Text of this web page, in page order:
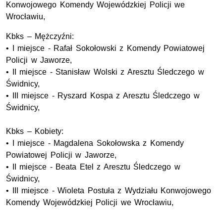
Konwojowego Komendy Wojewódzkiej Policji we
Wrocławiu,
Kbks – Mężczyźni:
• I miejsce - Rafał Sokołowski z Komendy Powiatowej
Policji w Jaworze,
• II miejsce - Stanisław Wolski z Aresztu Śledczego w
Świdnicy,
• III miejsce - Ryszard Kospa z Aresztu Śledczego w
Świdnicy,
Kbks – Kobiety:
• I miejsce - Magdalena Sokołowska z Komendy
Powiatowej Policji w Jaworze,
• II miejsce - Beata Etel z Aresztu Śledczego w
Świdnicy,
• III miejsce - Wioleta Postuła z Wydziału Konwojowego
Komendy Wojewódzkiej Policji we Wrocławiu,